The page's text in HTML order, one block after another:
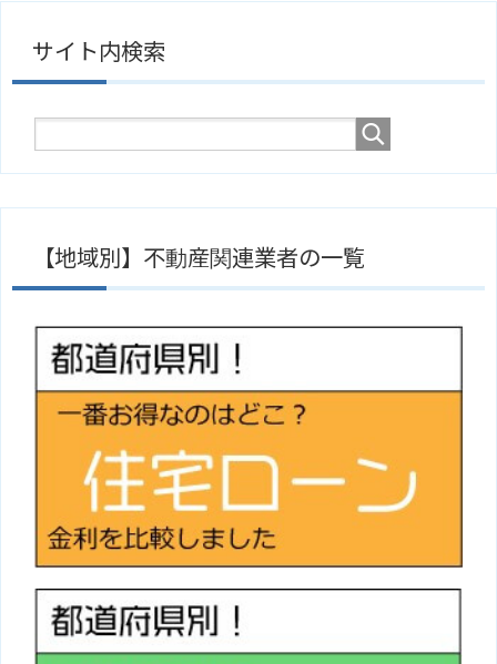
サイト内検索
【地域別】不動産関連業者の一覧